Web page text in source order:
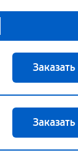
Заказать
Заказать